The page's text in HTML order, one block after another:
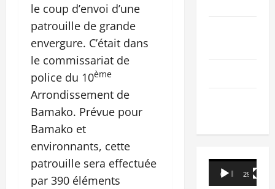
le coup d’envoi d’une
patrouille de grande
envergure. C’était dans
le commissariat de
police du 10ème
Arrondissement de
Bamako. Prévue pour
Bamako et
environnants, cette
patrouille sera effectuée
par 390 éléments
Lecteur
vidéo
00:00 29:21